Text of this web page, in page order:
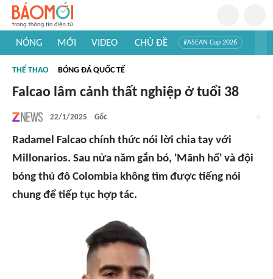
NÓNG MỚI VIDEO CHỦ ĐỀ #ASEAN Cup 2026
#Khám phá thế giới
THỂ THAO BÓNG ĐÁ QUỐC TẾ
Falcao lâm cảnh thất nghiệp ở tuổi 38
22/1/2025 Gốc
Radamel Falcao chính thức nói lời chia tay với
Millonarios. Sau nửa năm gắn bó, 'Mãnh hổ' và đội
bóng thủ đô Colombia không tìm được tiếng nói
chung để tiếp tục hợp tác.